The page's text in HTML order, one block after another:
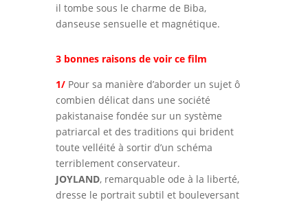
il tombe sous le charme de Biba,
danseuse sensuelle et magnétique.
3 bonnes raisons de voir ce film
1/Pour sa manière d’aborder un sujet ô
combien délicat dans une société
pakistanaise fondée sur un système
patriarcal et des traditions qui brident
toute velléité à sortir d’un schéma
terriblement conservateur.
JOYLAND, remarquable ode à la liberté,
dresse le portrait subtil et bouleversant